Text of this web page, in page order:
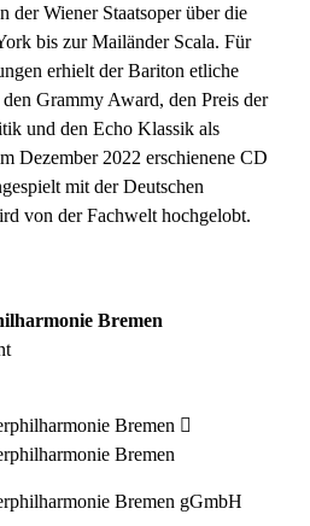
der Wiener Staatsoper über die
bis zur Mailänder Scala. Für
erhielt der Bariton etliche
Grammy Award, den Preis der
und den Echo Klassik als
Dezember 2022 erschienene CD
mit der Deutschen
von der Fachwelt hochgelobt.
Bremen
Bremen
Bremen
Bremen gGmbH